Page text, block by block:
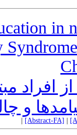
in
افراد
و
[Abstract-FA]